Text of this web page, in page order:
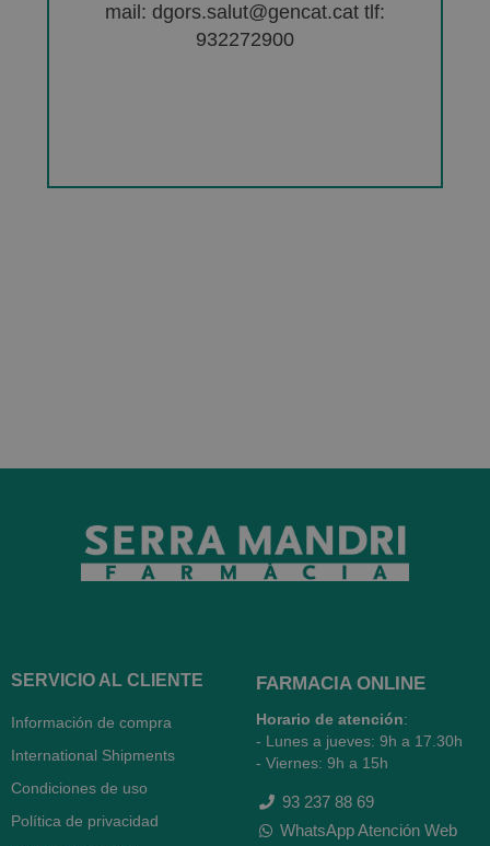
mail: dgors.salut@gencat.cat tlf:
932272900
SERVICIO AL CLIENTE
Información de compra
International Shipments
Condiciones de uso
Política de privacidad
FARMACIA ONLINE
Horario de atención:
- Lunes a jueves: 9h a 17.30h
- Viernes: 9h a 15h
93 237 88 69
WhatsApp Atención Web